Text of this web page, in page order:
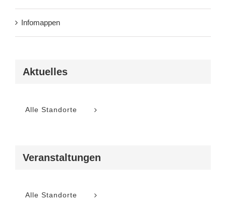
Infomappen
Aktuelles
Alle Standorte
Veranstaltungen
Alle Standorte